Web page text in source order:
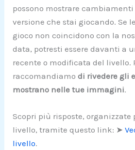
possono mostrare
versione che stai giocando. Se
gioco non coincidono con la
data, potresti essere davanti a
recente o modificata del livello.
raccomandiamodi rivedere gli
mostrano nelle tue immagini.
Scopri più risposte, organizzate
livello, tramite questo link: ➤
livello.